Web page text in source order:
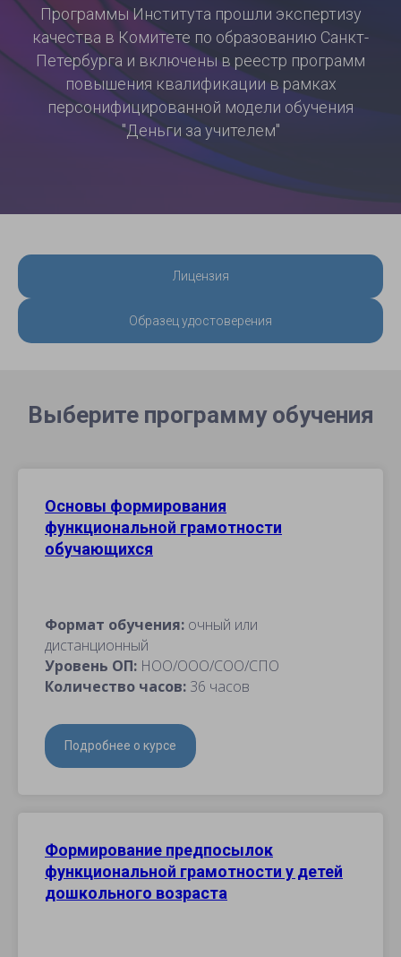
Программы Института прошли экспертизу
качества в Комитете по образованию Санкт-
Петербурга и включены в реестр программ
повышения квалификации в рамках
персонифицированной модели обучения
"Деньги за учителем"
Лицензия
Образец удостоверения
Выберите программу обучения
Основы формирования
функциональной грамотности
обучающихся
Формат обучения: очный или
дистанционный
Уровень ОП: НОО/ООО/СОО/СПО
Количество часов: 36 часов
Подробнее о курсе
Формирование предпосылок
функциональной грамотности у детей
дошкольного возраста